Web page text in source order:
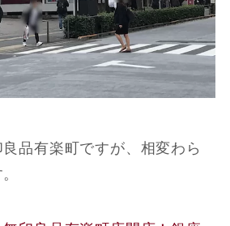
品有楽町ですが、相変わら